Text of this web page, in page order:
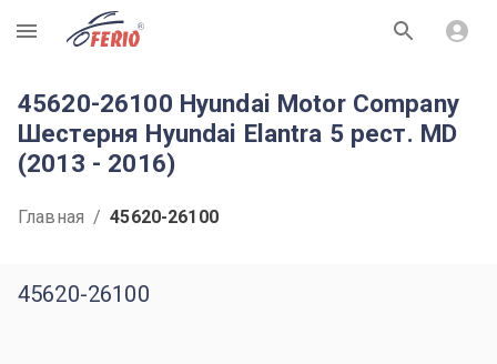
R
45620-26100 Hyundai Motor Company
Шестерня Hyundai Elantra 5 рест. MD
(2013 - 2016)
Главная / 45620-26100
45620-26100